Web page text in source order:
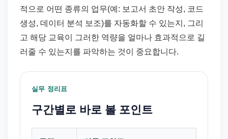
적으로 어떤 종류의 업무(예: 보고서 초안 작성, 코드
생성, 데이터 분석 보조)를 자동화할 수 있는지, 그리
고 해당 교육이 그러한 역량을 얼마나 효과적으로 길
러줄 수 있는지를 파악하는 것이 중요합니다.
실무 정리표
구간별로 바로 볼 포인트